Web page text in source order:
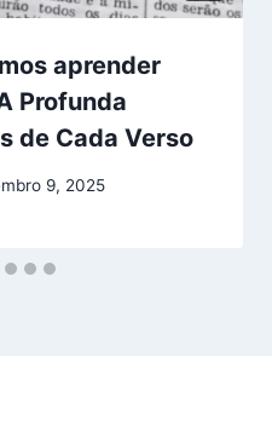
aprender
Profunda
de Cada Verso
9, 2025